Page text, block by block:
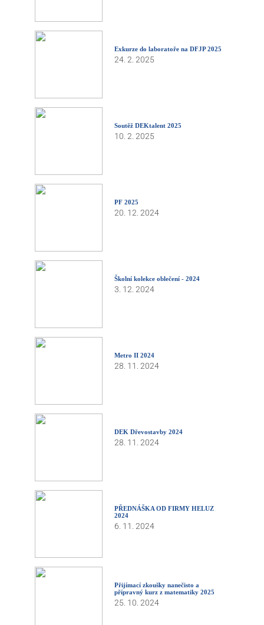
Exkurze do laboratoře na DFJP 2025
24. 2. 2025
Soutěž DEKtalent 2025
10. 2. 2025
PF 2025
20. 12. 2024
Školní kolekce oblečení - 2024
3. 12. 2024
Metro II 2024
28. 11. 2024
DEK Dřevostavby 2024
28. 11. 2024
PŘEDNÁŠKA OD FIRMY HELUZ
2024
6. 11. 2024
Přijímací zkoušky nanečisto a
přípravný kurz z matematiky 2025
25. 10. 2024